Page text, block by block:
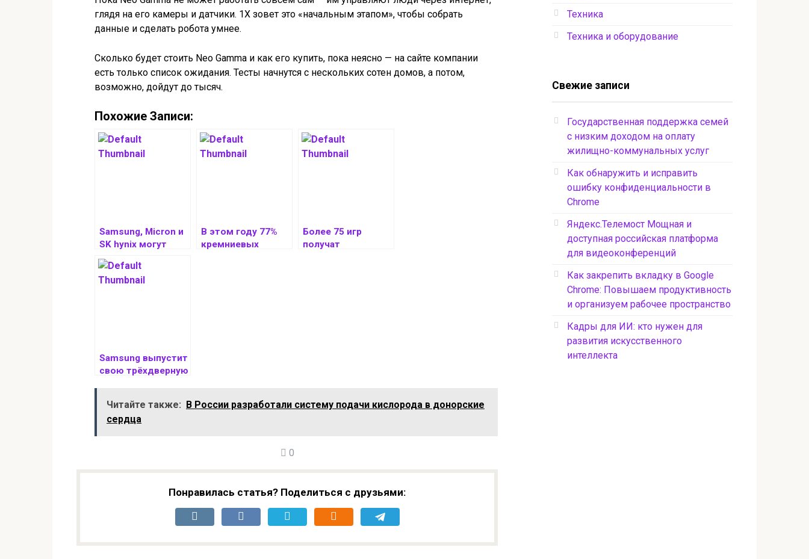
глядя на его камеры и датчики. 1X зовет это «начальным этапом», чтобы собрать
данные и сделать робота умнее.
Сколько будет стоить Neo Gamma и как его купить, пока неясно — на сайте компании
есть только список ожидания. Тесты начнутся с нескольких сотен домов, а потом,
возможно, дойдут до тысяч.
Похожие Записи:
Samsung, Micron и
SK hynix могут
отказаться от
производства
DDR3 и DDR4 в
В этом году 77%
кремниевых
Более 75 игр
получат
Samsung выпустит
свою трёхдверную
Читайте также: В России разработали систему подачи кислорода в донорские
сердца
0
Понравилась статья? Поделиться с друзьями:
Техника
Техника и оборудование
Свежие записи
Государственная поддержка семей
с низким доходом на оплату
жилищно-коммунальных услуг
Как обнаружить и исправить
ошибку конфиденциальности в
Chrome
Яндекс.Телемост Мощная и
доступная российская платформа
для видеоконференций
Как закрепить вкладку в Google
Chrome: Повышаем продуктивность
и организуем рабочее пространство
Кадры для ИИ: кто нужен для
развития искусственного
интеллекта